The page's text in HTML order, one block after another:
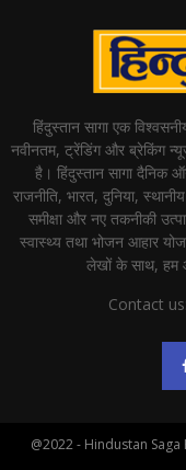
हिंदुस्तान सागा एक
नवीनतम, ट्रेंडिंग और ब्रेकिंग
है। हिंदुस्तान सागा दैनिक
राजनीति, भारत, दुनिया,
समीक्षा और नए तकनीकी
स्वास्थ्य तथा भोजन आहार
लेखों के साथ, हम
Contact us:
@2022 - Hindustan